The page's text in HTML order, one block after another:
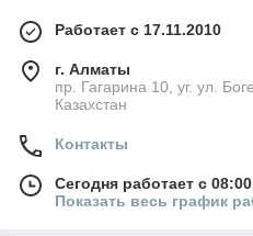
Работает с 17.11.2010
г. Алматы
пр. Гагарина 10, уг. ул.
Казахстан
Контакты
Сегодня работает с
Показать весь график